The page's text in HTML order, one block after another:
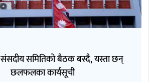
समितिको बैठक बस्दै, यस्ता छन्
छलफलका कार्यसूची